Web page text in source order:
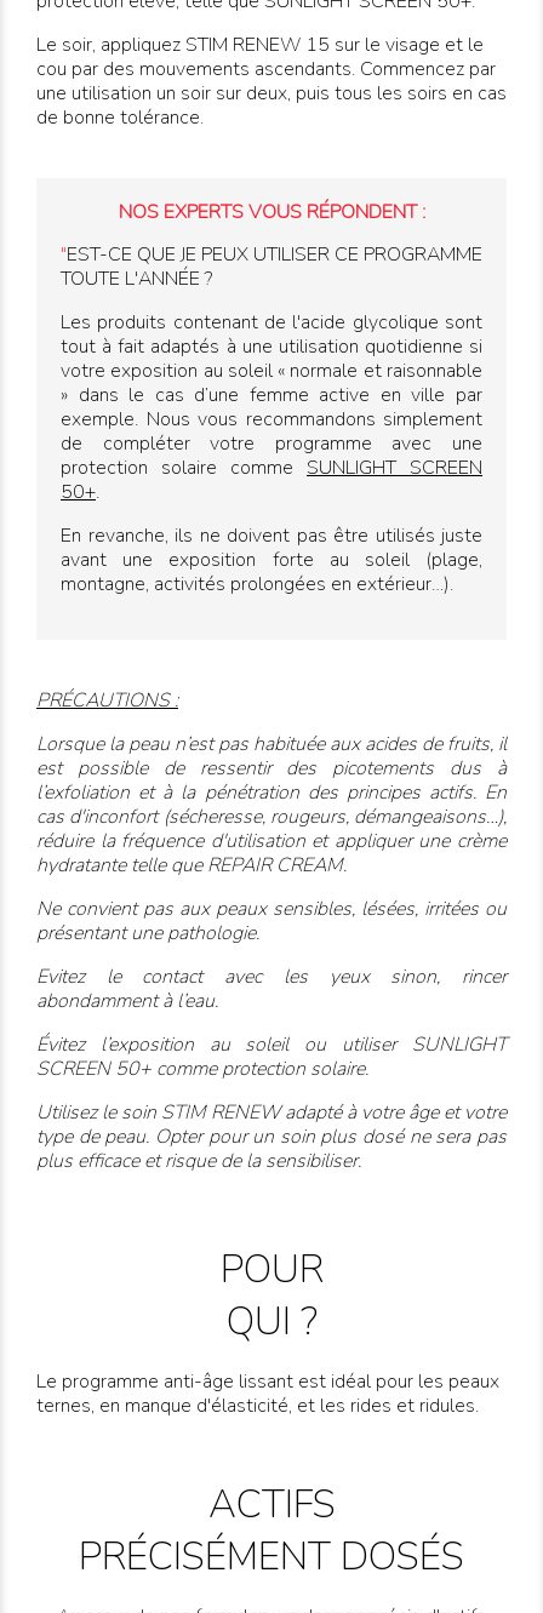
Le soir, appliquezSTIM RENEW 15 sur le visage et le
cou par des mouvements ascendants. Commencez par
une utilisation un soir sur deux, puis tous les soirs en cas
de bonne tolérance.
NOS EXPERTS VOUS RÉPONDENT :
"EST-CE QUE JE PEUX UTILISER CE PROGRAMME
TOUTE L'ANNÉE ?
Les produits contenant de l'acide glycolique sont
tout à fait adaptés à une utilisation quotidienne si
votre exposition au soleil « normale et raisonnable
» dans le cas d’une femme active en ville par
exemple. Nous vous recommandons simplement
de compléter votre programme avec une
protection solaire comme SUNLIGHT SCREEN
50+.
En revanche, ils ne doivent pas être utilisés juste
avant une exposition forte au soleil (plage,
montagne, activités prolongées en extérieur…).
PRÉCAUTIONS :
Lorsque la peau n’est pas habituée aux acides de fruits, il
est possible de ressentir des picotements dus à
l’exfoliation et à la pénétration des principes actifs. En
cas d'inconfort (sécheresse, rougeurs, démangeaisons…),
réduire la fréquence d'utilisation et appliquer une crème
hydratante telle queREPAIR CREAM.
Ne convient pas aux peaux sensibles, lésées, irritées ou
présentant une pathologie.
Evitez le contact avec les yeux sinon, rincer
abondamment à l’eau.
Évitez l’exposition au soleil ou utiliser SUNLIGHT
SCREEN 50+ comme protection solaire.
Utilisez le soin STIM RENEW adapté à votre âge et votre
type de peau. Opter pour un soin plus dosé ne sera pas
plus efficace et risque de la sensibiliser.
POUR
QUI ?
Le programme anti-âge lissant est idéal pour les peaux
ternes, en manque d'élasticité, et les rides et ridules.
ACTIFS
PRÉCISÉMENT DOSÉS